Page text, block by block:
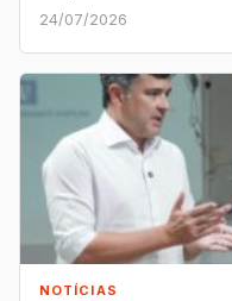
24/07/2026
NOTÍCIAS